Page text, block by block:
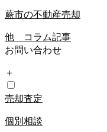
蕨市の不動産売却
他 コラム記事
お問い合わせ
＋
売却査定
個別相談